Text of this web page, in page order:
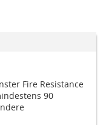
Fire Resistance
90